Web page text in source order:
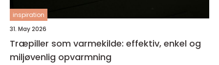
inspiration
31. May 2026
Træpiller som varmekilde: effektiv, enkel og
miljøvenlig opvarmning